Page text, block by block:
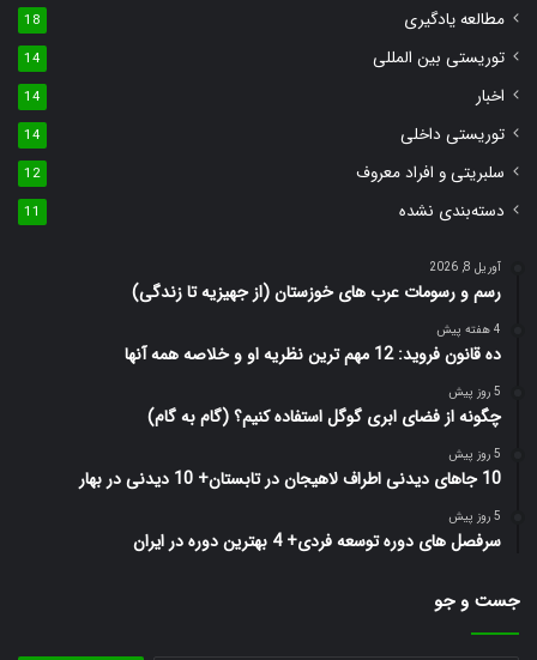
مطالعه یادگیری 18
توریستی بین المللی 14
اخبار 14
توریستی داخلی 14
سلبریتی و افراد معروف 12
دسته‌بندی نشده 11
آوریل 8, 2026
رسم و رسومات عرب های خوزستان (از جهیزیه تا زندگی)
4 هفته پیش
ده قانون فروید: 12 مهم ترین نظریه او و خلاصه همه آنها
5 روز پیش
چگونه از فضای ابری گوگل استفاده کنیم؟ (گام به گام)
5 روز پیش
10 جاهای دیدنی اطراف لاهیجان در تابستان+ 10 دیدنی در بهار
5 روز پیش
سرفصل های دوره توسعه فردی+ 4 بهترین دوره در ایران
جست و جو